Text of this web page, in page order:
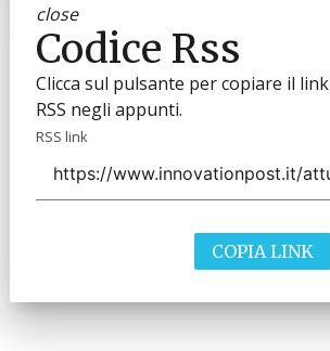
close
Codice Rss
Clicca sul pulsante per copiare il link
RSS negli appunti.
RSS link
COPIA LINK